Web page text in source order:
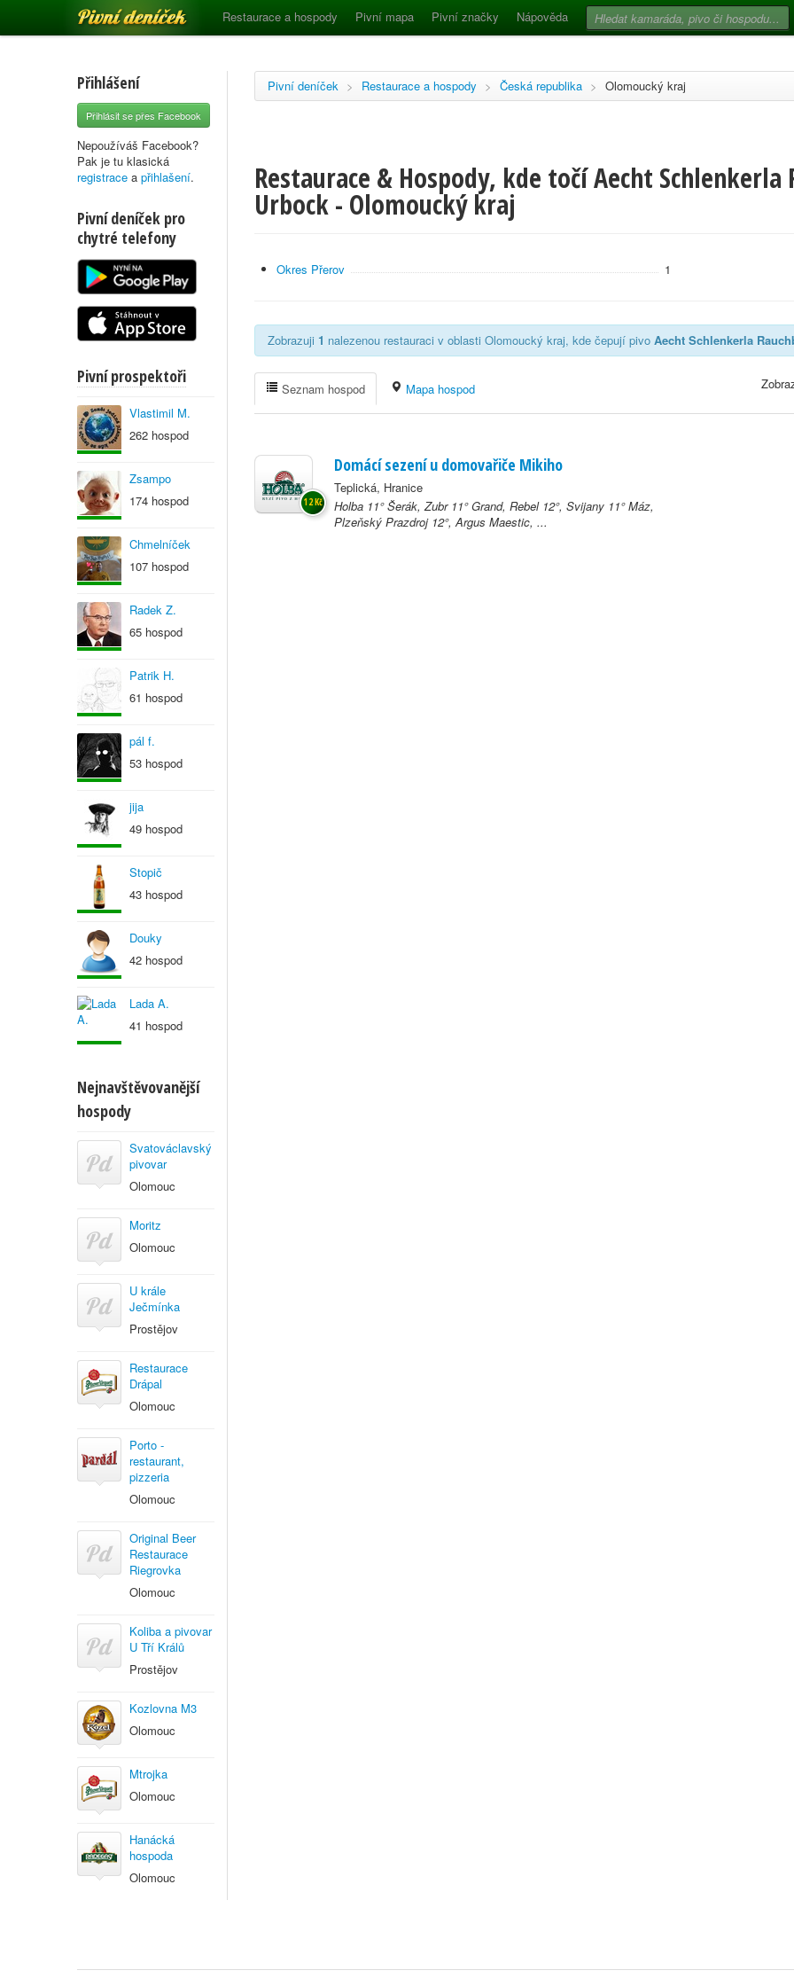
Pivní deníček Restaurace a hospody Pivní mapa Pivní značky Nápověda
Přihlášení
Přihlásit se přes Facebook
Nepoužíváš Facebook?
Pak je tu klasická
registrace a přihlašení.
Pivní deníček pro
chytré telefony
Pivní prospektoři
Vlastimil M.
262 hospod
Zsampo
174 hospod
Chmelníček
107 hospod
Radek Z.
65 hospod
Patrik H.
61 hospod
pál f.
53 hospod
jija
49 hospod
Stopič
43 hospod
Douky
42 hospod
Lada A.
41 hospod
Nejnavštěvovanější
hospody
Svatováclavský
pivovar
Olomouc
Moritz
Olomouc
U krále
Ječmínka
Prostějov
Restaurace
Drápal
Olomouc
Porto -
restaurant,
pizzeria
Olomouc
Original Beer
Restaurace
Riegrovka
Olomouc
Koliba a pivovar
U Tří Králů
Prostějov
Kozlovna M3
Olomouc
Mtrojka
Olomouc
Hanácká
hospoda
Olomouc
Pivní deníček > Restaurace a hospody > Česká republika > Olomoucký kraj
Restaurace & Hospody, kde točí Aecht Schlenkerla
Urbock - Olomoucký kraj
Okres Přerov 1
Zobrazuji 1 nalezenou restauraci v oblasti Olomoucký kraj, kde čepují pivo Aecht Schlenkerla
Seznam hospod Mapa hospod
Domácí sezení u domovařiče Mikiho
Teplická, Hranice
Holba 11° Šerák, Zubr 11° Grand, Rebel 12°, Svijany 11° Máz,
Plzeňský Prazdroj 12°, Argus Maestic, ...
12 Kč